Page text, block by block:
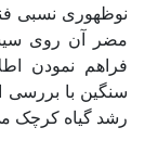
نوظهوری نسبی
فراهم نمودن
سنگین با بررسی
رشد گیاه کرچک